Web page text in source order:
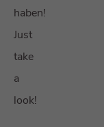
haben!
Just
take
a
look!